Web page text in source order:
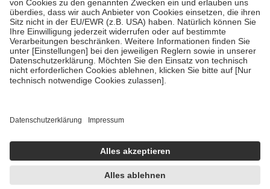
• Kindern und Jugendlichen bis zum vollendeten 18. Lebensjahr
mit Ausnahme der Fahrkosten
• Untersuchungen zur Vorsorge und Früherkennung, die von der
GKV getragen werden
• empfohlenen Schutzimpfungen
• Harn- und Blutteststreifen
getroffen, um sicherzustellen, dass es sich um echte Bewertungen
https://help.etrusted.com/hc/de/articles/4419944605341
Einige Bilder und Inhalte wurden unter Zuhilfenahme künstlicher